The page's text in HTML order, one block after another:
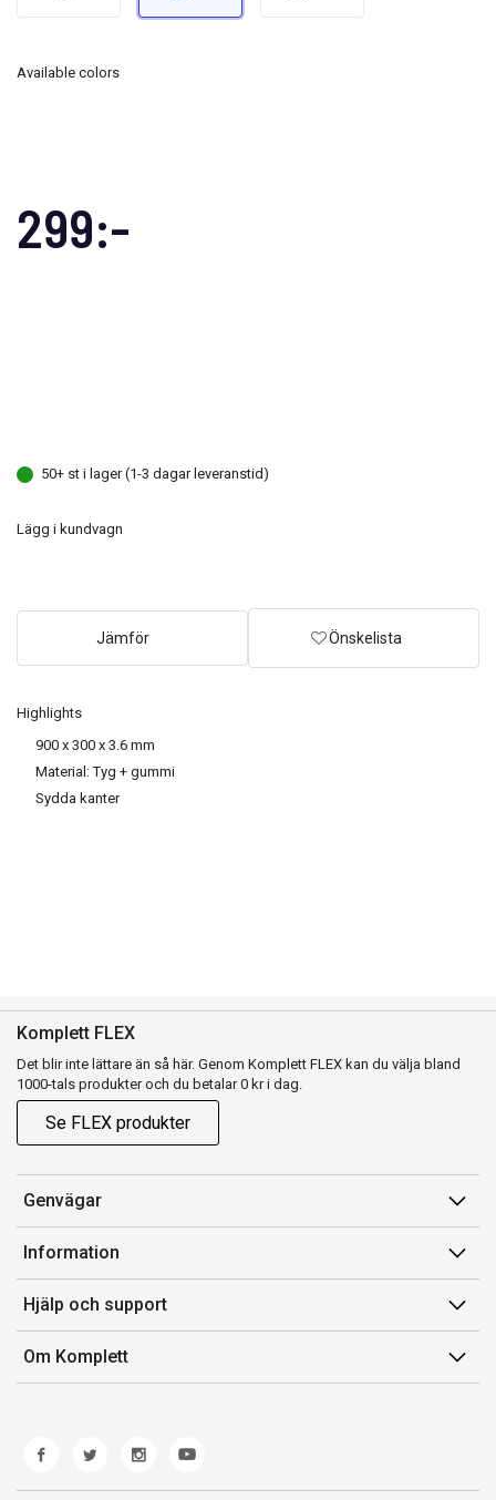
Highlights
900 x 300 x 3.6 mm
Material: Tyg + gummi
Sydda kanter
299:-
Available colors
50+ st i lager (1-3 dagar leveranstid)
Lägg i kundvagn
Jämför Önskelista
Komplett FLEX
Det blir inte lättare än så här. Genom Komplett FLEX kan du välja bland
1000-tals produkter och du betalar 0 kr i dag.
Se FLEX produkter
Genvägar
Konto
Orderhistorik
Presentkort
Komplett Club
Information
Försäljningsvillkor
Medlemsvillkor for Komplett Club
Lediga tjänster
Hjälp och support
Kontakta oss
Kundservice
Produkthjälp och retur
Felsökning och guider
Om Komplett